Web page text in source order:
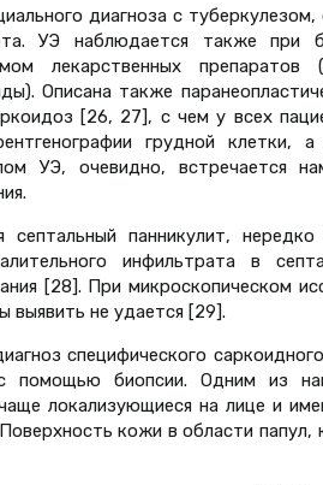
диагноза с
УЭ наблюдается также при
лекарственных препаратов
Описана также
[26, 27], с чем у всех
грудной клетки,
УЭ, очевидно, встречается
панникулит,
инфильтрата в
[28]. При микроскопическом
выявить не удается [29].
специфического
помощью биопсии. Одним из
локализующиеся на лице и
кожи в области папул,